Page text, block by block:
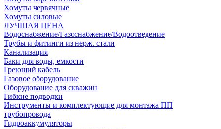
Хомуты червячные
Хомуты силовые
ЛУЧШАЯ ЦЕНА
Водоснабжение/Газоснабжение/Водоотведение
Трубы и фитинги из нерж. стали
Канализация
Баки для воды, емкости
Греющий кабель
Газовое оборудование
Оборудование для скважин
Гибкие подводки
Инструменты и комплектующие для монтажа ПП
трубопровода
Гидроаккумуляторы